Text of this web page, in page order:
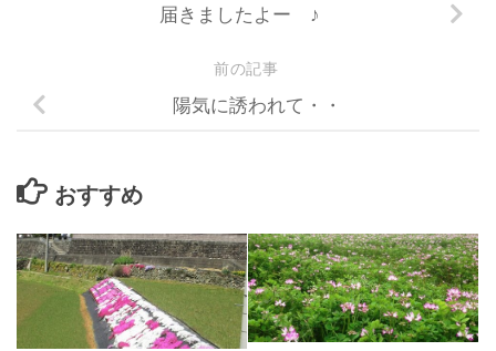
届きましたよー ♪
前の記事
陽気に誘われて・・
おすすめ